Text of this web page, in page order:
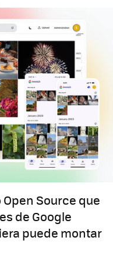
Source que
de Google
puede montar